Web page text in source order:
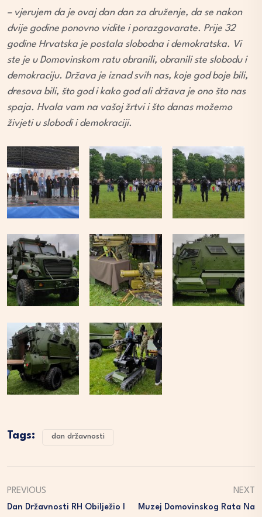
– vjerujem da je ovaj dan dan za druženje, da se nakon
dvije godine ponovno vidite i porazgovarate. Prije 32
godine Hrvatska je postala slobodna i demokratska. Vi
ste je u Domovinskom ratu obranili, obranili ste slobodu i
demokraciju. Država je iznad svih nas, koje god boje bili,
dresova bili, što god i kako god ali država je ono što nas
spaja. Hvala vam na vašoj žrtvi i što danas možemo
živjeti u slobodi i demokraciji.
Tags: dan državnosti
PREVIOUS
Dan Državnosti RH Obilježio I
NEXT
Muzej Domovinskog Rata Na